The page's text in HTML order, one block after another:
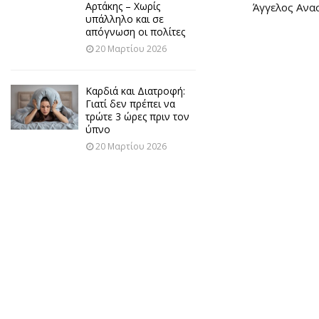
Άγγελος
Αρτάκης – Χωρίς
υπάλληλο και σε
απόγνωση οι πολίτες
20 Μαρτίου 2026
Καρδιά και Διατροφή:
Γιατί δεν πρέπει να
τρώτε 3 ώρες πριν τον
ύπνο
20 Μαρτίου 2026